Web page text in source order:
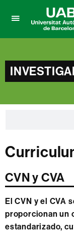
aquí
el
menú
Autònoma
de
Barcelona
CVN y CVA
El CVN y el CVA
proporcionan un
estandarizado,